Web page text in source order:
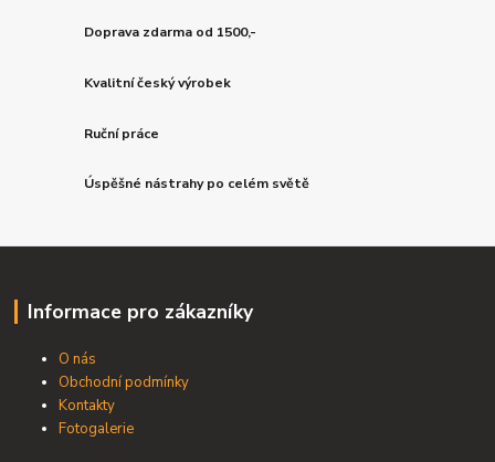
Doprava zdarma od 1500,-
Kvalitní český výrobek
Ruční práce
Úspěšné nástrahy po celém světě
Informace pro zákazníky
O nás
Obchodní podmínky
Kontakty
Fotogalerie